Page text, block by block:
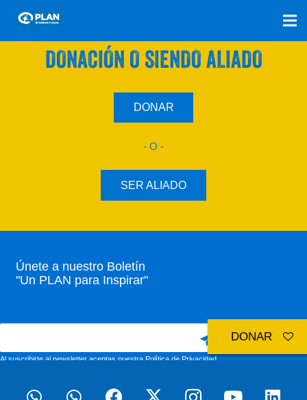
SÚMATE A NUESTRO PLAN CON UNA
DONACIÓN O SIENDO ALIADO
DONAR
- O -
SER ALIADO
Únete a nuestro Boletín
"Un PLAN para Inspirar"
Al suscribirte al newsletter aceptas nuestraPolítica de Privacidad
DONAR